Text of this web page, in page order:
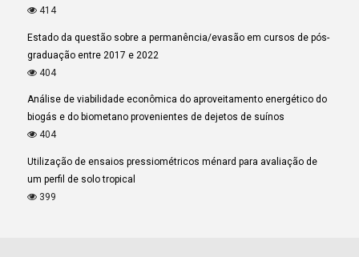
414
Estado da questão sobre a permanência/evasão em cursos de pós-
graduação entre 2017 e 2022
404
Análise de viabilidade econômica do aproveitamento energético do
biogás e do biometano provenientes de dejetos de suínos
404
Utilização de ensaios pressiométricos ménard para avaliação de
um perfil de solo tropical
399